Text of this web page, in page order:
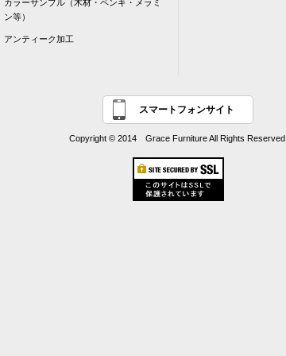
カラーサンプル（木材・ペンキ・メラミ
ン等）
アンティーク加工
スマートフォンサイト
Copyright © 2014 Grace Furniture All Rights Reserved.